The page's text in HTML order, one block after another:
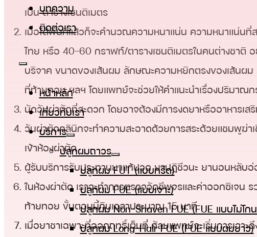
บทความ
ติดต่อเรา
หน้าหลัก
เกี่ยวกับเรา
บริการ
ปลูกผมถาวร
ปลูกผม FUT (แบบกรีด)
ปลูกผม FUE (แบบเจาะ)
ปลูกผม Non-Shaven FUE (FUE แบบไม่โก
ปลูกผม Long-Hair FUE (FUE แบบผมยาว)
เป็น ตารางเซนติเมตร
เมื่อได้พื้นที่แล้วก็จะคำนวณความหนาแน่น ความหนาแน่น
ไทย หรือ 40-60 กราฟท์/ตารางเซนติเมตรในคนต่างชาติ
บริจาค ขนาดของเส้นผม ลักษณะความหยิกตรงของเส้นผ
ที่ท้ายทอย ฯลฯ โดยแพทย์จะช่วยให้คำแนะนำเรื่องปริมาณ
นัดวันผ่าตัดที่สะดวก โดยอาจต้องมีการงดยาหรืออาหารเ
วันผ่าตัดคลินิกจะทำความสะอาดด้วยการสระด้วยแชมพูฆ่
เข้าห้องผ่าตัด
ผู้รับบริการรับประทานยาแก้ปวด ยาปฏิชีวนะ ยานอนหลับอ่
ในห้องผ่าตัด เราจะทำการตรวจวัดชีพจรและค่าออกซิเจน
ท้ายทอย ขั้นตอนนี้กินเวลาประมาณ 15 นาที
เมื่อยาชาเฉพาะที่ออกฤทธิ์เต็มที่ ศัลยแพทย์จะเริ่มการเจาะ